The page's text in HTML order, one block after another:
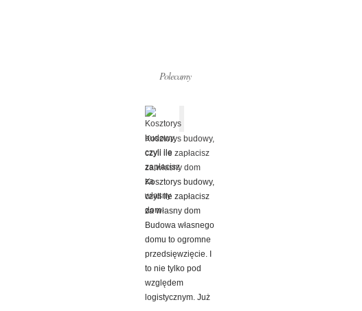
Polecamy
Kosztorys budowy,
czyli ile zapłacisz
za własny dom
Kosztorys budowy,
czyli ile zapłacisz
za własny dom
Budowa własnego
domu to ogromne
przedsięwzięcie. I
to nie tylko pod
względem
logistycznym. Już